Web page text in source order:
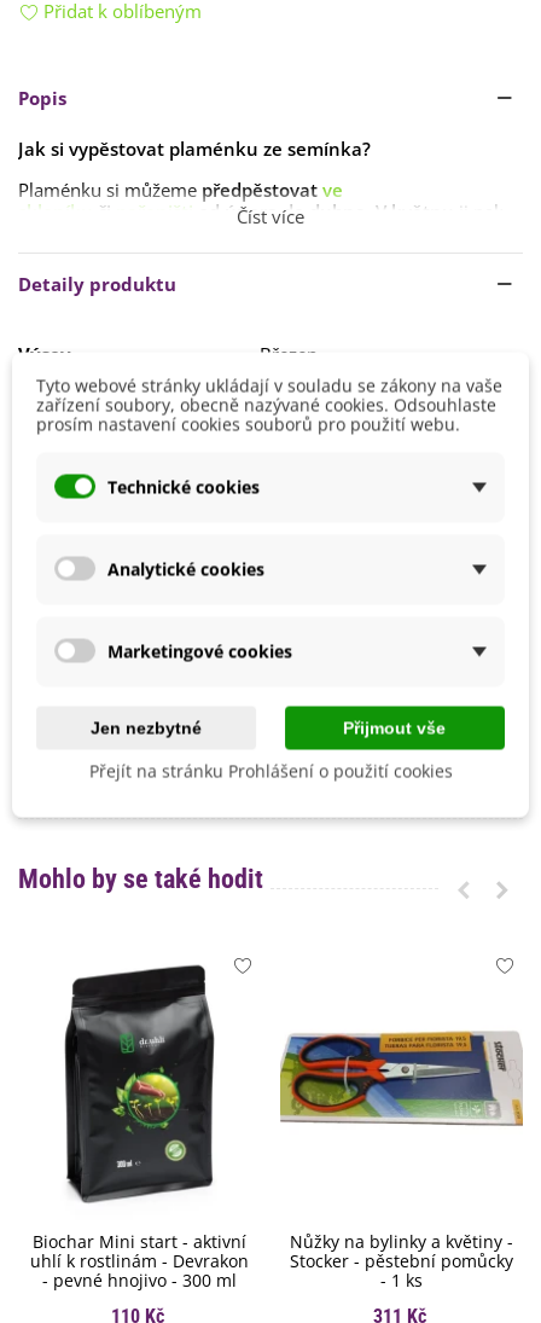
Přidat k oblíbeným
Popis
Jak si vypěstovat plaménku ze semínka?
Plaménku si můžeme předpěstovat ve
skleníku
či pařeništi od února do dubna V květnu
ji pak
semena nezasévat příliš hluboko do země, pouzena
povrchsubstrátu.
Rostlina potřebujeslunečné stanovištěakonstantní
vlhkost půdy. Půda by měla býtpropustná, hluboká,s
dostatkem živin.
Číst více
Detaily produktu
Výsev
Březen
Duben
Únor
Výška
20 - 40 cm
Stanoviště
Srpen
Venku
Výrobce
SemenaOnline
Vegetační Doba
Letničky
Mohlo by se také hodit
Biochar Mini start - aktivní
uhlí k rostlinám - Devrakon
- pevné hnojivo - 300 ml
110 Kč
Nůžky na bylinky a květiny -
Stocker - pěstební pomůcky
- 1 ks
311 Kč
Tyto webové stránky ukládají v souladu se zákony na vaše
zařízení soubory, obecně nazývané cookies. Odsouhlaste
prosím nastavení cookies souborů pro použití webu.
Technické cookies
Analytické cookies
Marketingové cookies
Jen nezbytné Přijmout vše
Přejít na stránku Prohlášení o použití cookies